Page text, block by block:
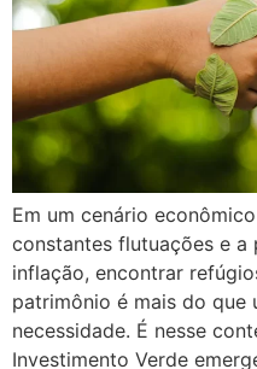
Em um cenário
constantes flutuações e a
inflação, encontrar
patrimônio é mais do que
necessidade. É nesse
Investimento Verde